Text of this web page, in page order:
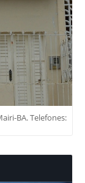
BA. Telefones: